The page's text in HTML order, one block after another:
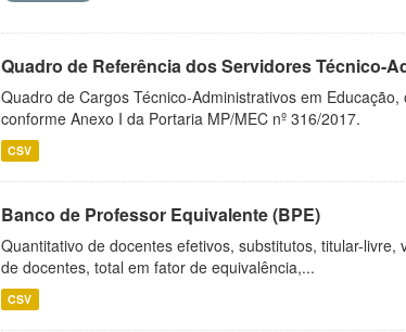
Quadro de Referência dos Servidores Técnico-
Quadro de Cargos Técnico-Administrativos em Educação,
conforme Anexo I da Portaria MP/MEC nº 316/2017.
CSV
Banco de Professor Equivalente (BPE)
Quantitativo de docentes efetivos, substitutos, titular-
de docentes, total em fator de equivalência,...
CSV